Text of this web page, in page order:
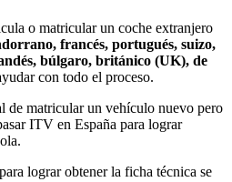
o matricular un coche extranjero
francés, portugués, suizo,
búlgaro, británico (UK), de
con todo el proceso.
de matricular un vehículo nuevo pero
ITV en España para lograr
lograr obtener la ficha técnica se